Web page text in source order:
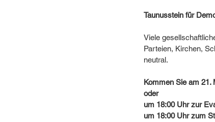
Taunusstein für
Viele
Parteien, Kirchen,
neutral.
Kommen Sie am 21.
oder
um 18:00 Uhr zur
um 18:00 Uhr zum